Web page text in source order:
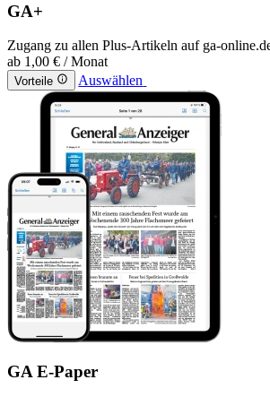
GA+
Zugang zu allen Plus-Artikeln auf ga-
ab 1,00 € / Monat
Vorteile Auswählen
GA E-Paper